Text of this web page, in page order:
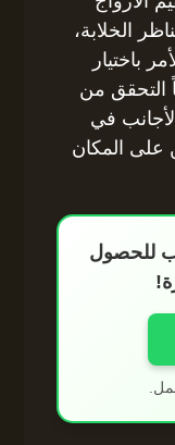
الخلابة،
باختيار
التحقق من
في
على المكان
للحصول